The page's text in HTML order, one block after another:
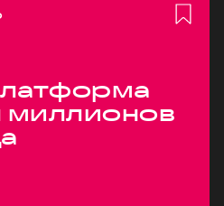
миллионов